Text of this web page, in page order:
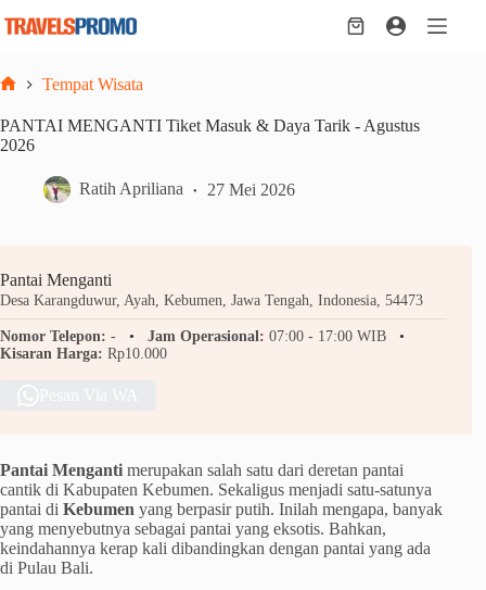
Shopping
Tempat Wisata
PANTAI MENGANTI Tiket Masuk & Daya Tarik - Agustus
2026
Ratih Apriliana 27 Mei 2026
Pantai Menganti
Desa Karangduwur, Ayah, Kebumen, Jawa Tengah, Indonesia, 54473
Nomor Telepon: - Jam Operasional: 07:00 - 17:00 WIB
Kisaran Harga: Rp10.000
Pantai Menganti merupakan salah satu dari deretan pantai
cantik di Kabupaten Kebumen. Sekaligus menjadi satu-satunya
pantai di Kebumen yang berpasir putih. Inilah mengapa, banyak
yang menyebutnya sebagai pantai yang eksotis. Bahkan,
keindahannya kerap kali dibandingkan dengan pantai yang ada
di Pulau Bali.